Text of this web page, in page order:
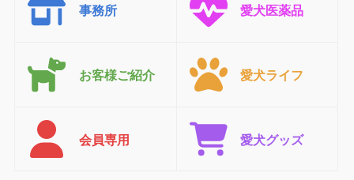
事務所 愛犬医薬品
お客様ご紹介 愛犬ライフ
会員専用 愛犬グッズ